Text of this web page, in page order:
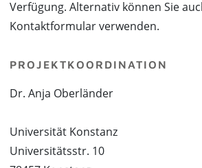
Verfügung. Alternativ können Sie
Kontaktformular verwenden.
PROJEKTKOORDINATION
Dr. Anja Oberländer
Universität Konstanz
Universitätsstr. 10